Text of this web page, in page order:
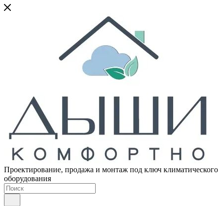
Проектирование, продажа и монтаж под ключ климатического
оборудования